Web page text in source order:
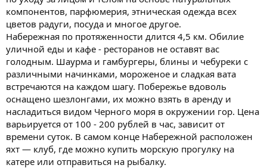
компонентов, парфюмерия, этническая одежда всех
цветов радуги, посуда и многое другое.
Набережная по протяженности длится 4,5 км. Обилие
уличной еды и кафе - ресторанов не оставят вас
голодным. Шаурма и гамбургеры, блины и чебуреки с
различными начинками, мороженое и сладкая вата
встречаются на каждом шагу. Побережье вдоволь
оснащено шезлонгами, их можно взять в аренду и
насладиться видом Черного моря в окружении гор. Цена
варьируется от 100 - 200 рублей в час, зависит от
времени суток. В самом конце Набережной расположен
яхт — клуб, где можно купить морскую прогулку на
катере или отправиться на рыбалку.